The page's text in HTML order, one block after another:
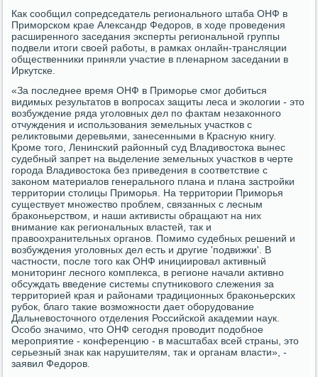
Как сообщил сопредседатель регионального штаба ОНФ в
Приморском крае Александр Федоров, в ходе проведения
расширенного заседания эксперты региональной группы
подвели итоги своей работы, в рамках онлайн-трансляции
общественники приняли участие в пленарном заседании в
Иркутске.
«За последнее время ОНФ в Приморье смог добиться
видимых результатов в вопросах защиты леса и экологии - это
возбуждение ряда уголовных дел по фактам незаконного
отчуждения и использования земельных участков с
реликтовыми деревьями, занесенными в Красную книгу.
Кроме того, Ленинский районный суд Владивостока вынес
судебный запрет на выделение земельных участков в черте
города Владивостока без приведения в соответствие с
законом материалов генерального плана и плана застройки
территории столицы Приморья. На территории Приморья
существует множество проблем, связанных с лесным
браконьерством, и наши активисты обращают на них
внимание как региональных властей, так и
правоохранительных органов. Помимо судебных решений и
возбуждения уголовных дел есть и другие 'подвижки'. В
частности, после того как ОНФ инициировал активный
мониторинг лесного комплекса, в регионе начали активно
обсуждать введение системы спутникового слежения за
территорией края и районами традиционных браконьерских
рубок, благо такие возможности дает оборудование
Дальневосточного отделения Российской академии наук.
Особо значимо, что ОНФ сегодня проводит подобное
мероприятие - конференцию - в масштабах всей страны, это
серьезный знак как нарушителям, так и органам власти», -
заявил Федоров.